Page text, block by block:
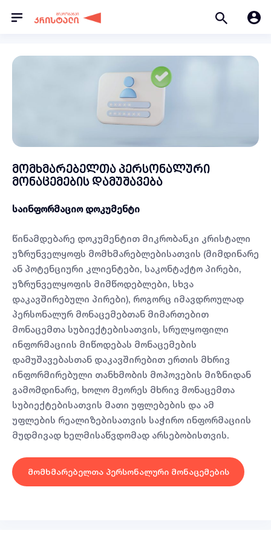
მომხმარებელთა პერსონალური
მონაცემების დამუშავება
საინფორმაციო დოკუმენტი
წინამდებარე დოკუმენტით მიკრობანკი კრისტალი
უზრუნველყოფს მომხმარებლებისათვის (მიმდინარე
ან პოტენციური კლიენტები, საკონტაქტო პირები,
უზრუნველყოფის მიმწოდებლები, სხვა
დაკავშირებული პირები), როგორც იმავდროულად
პერსონალურ მონაცემებთან მიმართებით
მონაცემთა სუბიექტებისათვის, სრულყოფილი
ინფორმაციის მიწოდებას მონაცემების
დამუშავებასთან დაკავშირებით ერთის მხრივ
ინფორმირებული თანხმობის მოპოვების მიზნიდან
გამომდინარე, ხოლო მეორეს მხრივ მონაცემთა
სუბიექტებისათვის მათი უფლებების და ამ
უფლების რეალიზებისათვის საჭირო ინფორმაციის
მუდმივად ხელმისაწვდომად არსებობისთვის.
მომხმარებელთა პერსონალური მონაცემების